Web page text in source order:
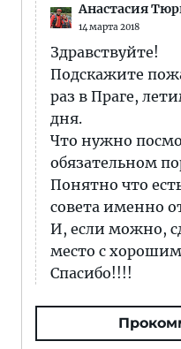
Анастасия
14 марта 2018
Здравствуйте!
Подскажите
раз в Праге,
дня.
Что нужно
обязательном
Понятно что
совета именно
И, если можно,
место с
Спасибо!!!!